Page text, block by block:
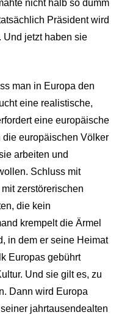
nicht halb so dumm
Präsident wird
Und jetzt haben sie
man in Europa den
eine realistische,
eine europäische
die europäischen Völker
arbeiten und
Schluss mit
zerstörerischen
die kein
krempelt die Ärmel
in dem er seine Heimat
Europas gebührt
Und sie gilt es, zu
Dann wird Europa
jahrtausendealten